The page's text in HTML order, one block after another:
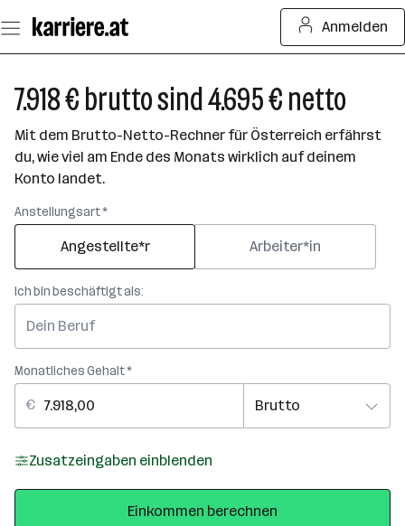
Seiteninhalt
springen
Anmelden
7.918 € brutto sind 4.695 € netto
Mit dem Brutto-Netto-Rechner für Österreich erfährst
du, wie viel am Ende des Monats wirklich auf deinem
Konto landet.
Anstellungsart *
Angestellte*r Arbeiter*in
Ich bin beschäftigt als:
Monatliches Gehalt *
Zusatzeingaben einblenden
Einkommen berechnen